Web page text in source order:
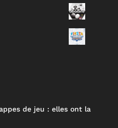
de jeu : elles ont la